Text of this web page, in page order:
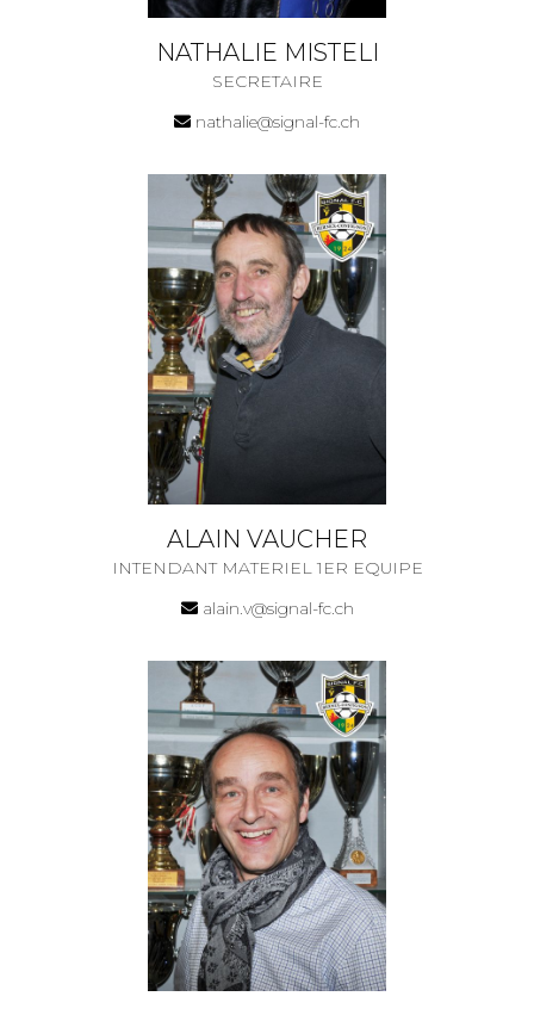
NATHALIE MISTELI
SECRETAIRE
nathalie@signal-fc.ch
ALAIN VAUCHER
INTENDANT MATERIEL 1ER EQUIPE
alain.v@signal-fc.ch